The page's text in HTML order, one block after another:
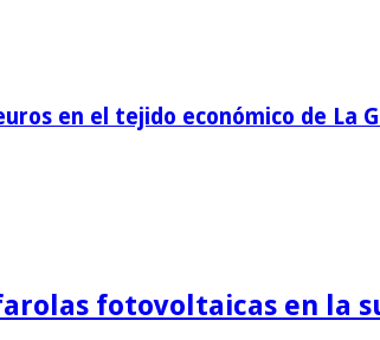
en el tejido económico de La
fotovoltaicas en la